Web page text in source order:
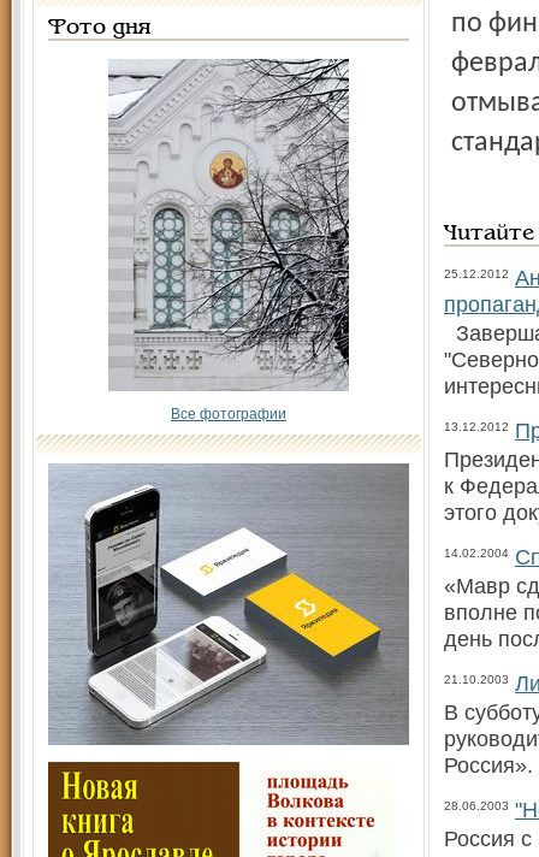
Фото дня
Все фотографии
по
25.12.2012
13.12.2012
к
этого
14.02.2004
«Мавр
вполне
день
21.10.2003
В
Россия».
28.06.2003
Россия